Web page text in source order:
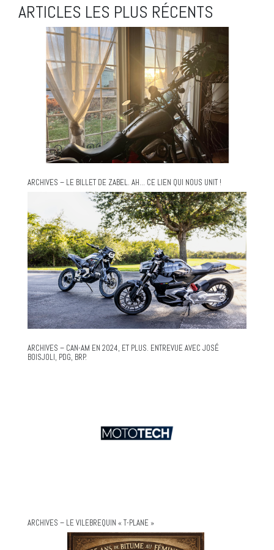
ARTICLES LES PLUS RÉCENTS
ARCHIVES – LE BILLET DE ZABEL. AH… CE LIEN QUI NOUS UNIT !
ARCHIVES – CAN-AM EN 2024, ET PLUS. ENTREVUE AVEC JOSÉ
BOISJOLI, PDG, BRP.
ARCHIVES – LE VILEBREQUIN « T-PLANE »